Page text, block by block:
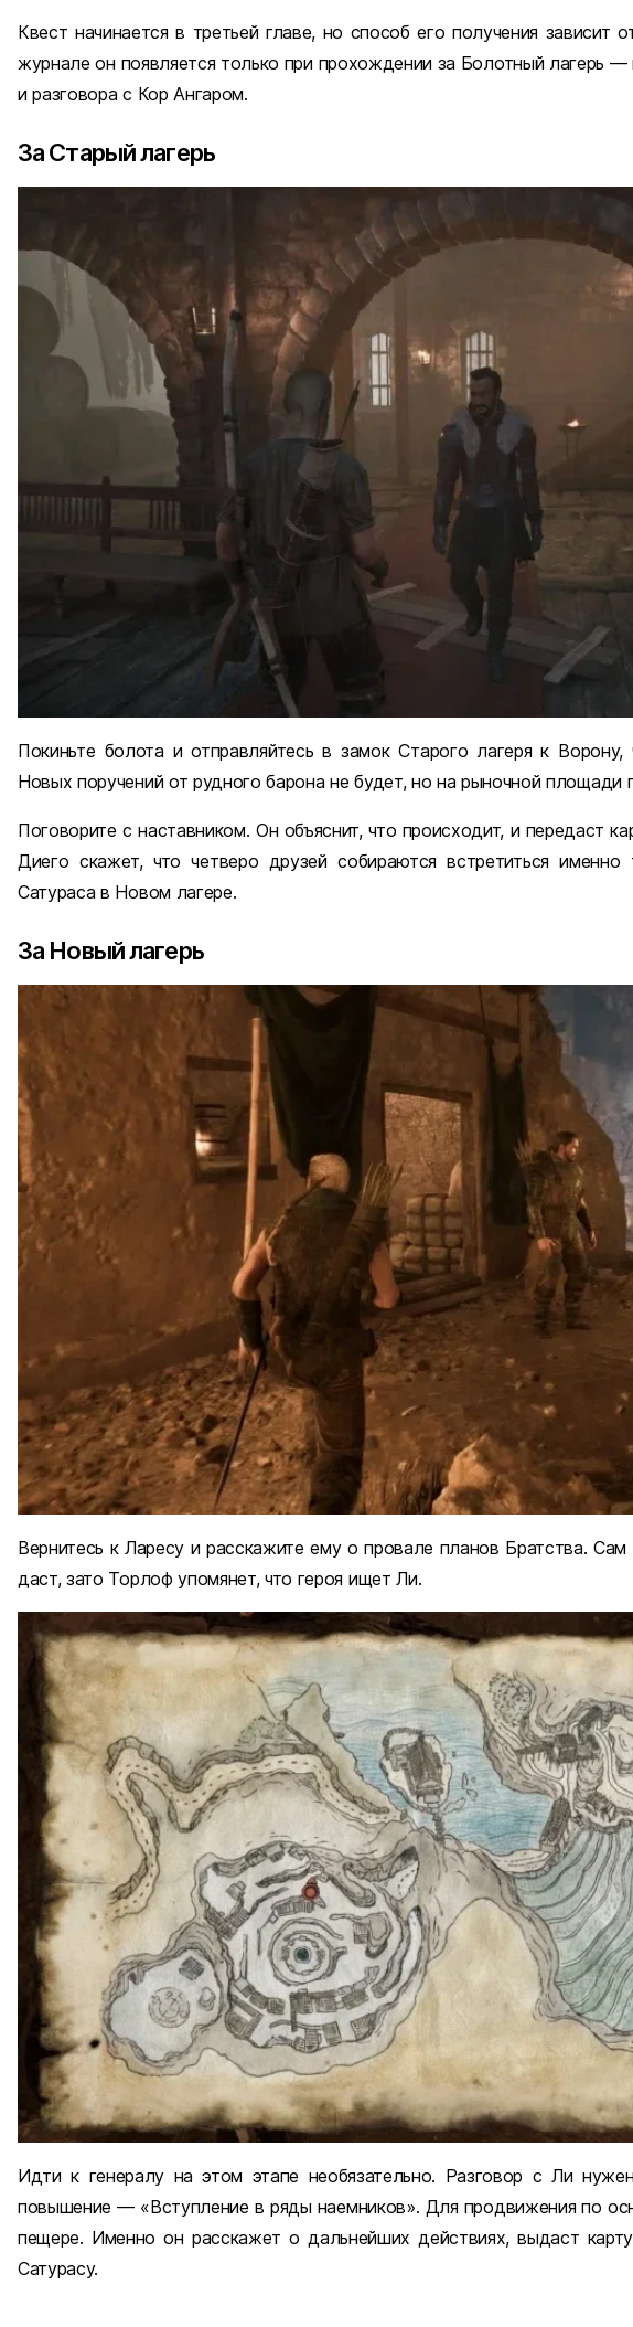
Квест начинается в третьей главе, но способ его получения зависит
журнале он появляется только при прохождении за Болотный лагерь —
и разговора с Кор Ангаром.
За Старый лагерь
Покиньте болота и отправляйтесь в замок Старого лагеря к
Новых поручений от рудного барона не будет, но на рыночной
Поговорите с наставником. Он объяснит, что происходит, и передаст
Диего скажет, что четверо друзей собираются встретиться
Сатураса в Новом лагере.
За Новый лагерь
Вернитесь к Ларесу и расскажите ему о провале планов Братства. Сам
даст, зато Торлоф упомянет, что героя ищет Ли.
Идти к генералу на этом этапе необязательно. Разговор с Ли
повышение — «Вступление в ряды наемников». Для продвижения по
пещере. Именно он расскажет о дальнейших действиях, выдаст
Сатурасу.